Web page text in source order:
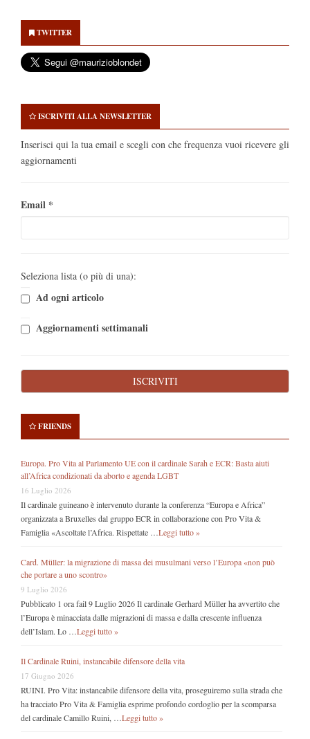
Sidebar
TWITTER
ISCRIVITI ALLA NEWSLETTER
Inserisci qui la tua email e scegli con che frequenza vuoi ricevere gli
aggiornamenti
Email *
Seleziona lista (o più di una):
Ad ogni articolo
Aggiornamenti settimanali
FRIENDS
Europa. Pro Vita al Parlamento UE con il cardinale Sarah e ECR: Basta aiuti
all’Africa condizionati da aborto e agenda LGBT
16 Luglio 2026
Il cardinale guineano è intervenuto durante la conferenza “Europa e Africa”
organizzata a Bruxelles dal gruppo ECR in collaborazione con Pro Vita &
Famiglia «Ascoltate l’Africa. Rispettate … Leggi tutto »
Card. Müller: la migrazione di massa dei musulmani verso l’Europa «non può
che portare a uno scontro»
9 Luglio 2026
Pubblicato 1 ora fail 9 Luglio 2026 Il cardinale Gerhard Müller ha avvertito che
l’Europa è minacciata dalle migrazioni di massa e dalla crescente influenza
dell’Islam. Lo … Leggi tutto »
Il Cardinale Ruini, instancabile difensore della vita
17 Giugno 2026
RUINI. Pro Vita: instancabile difensore della vita, proseguiremo sulla strada che
ha tracciato Pro Vita & Famiglia esprime profondo cordoglio per la scomparsa
del cardinale Camillo Ruini, … Leggi tutto »